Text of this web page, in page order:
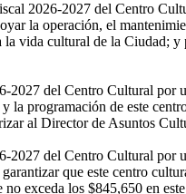
2026-2027 del Centro
la operación, el
vida cultural de la Ciudad;
2027 del Centro Cultural
programación de este
al Director de Asuntos
del Centro Cultural
que este centro
exceda los $845,650 en